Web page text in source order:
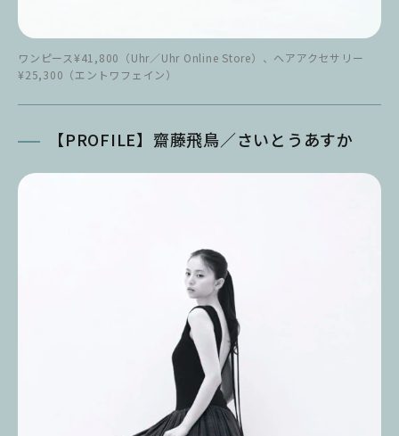
ワンピース¥41,800（Uhr／Uhr Online Store）、ヘアアクセサリー
¥25,300（エントワフェイン）
【PROFILE】齋藤飛鳥／さいとうあすか